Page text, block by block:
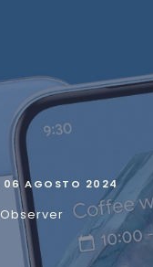
06 AGOSTO 2024